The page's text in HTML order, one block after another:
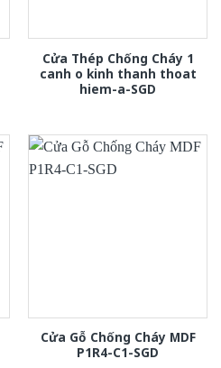
Cửa Thép Chống Cháy 1
canh o kinh thanh thoat
hiem-a-SGD
Cửa Gỗ Chống Cháy MDF
P1R4-C1-SGD